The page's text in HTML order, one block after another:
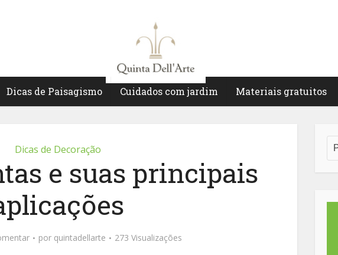
Dicas de Paisagismo Cuidados com jardim Materiais gratuitos
Dicas de Decoração
e suas principais
por quintadellarte 273 Visualizações